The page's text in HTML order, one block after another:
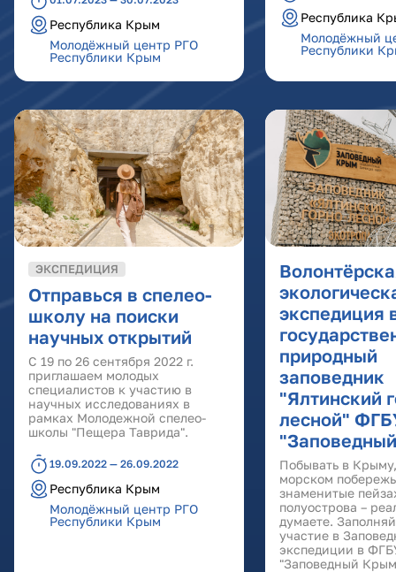
Республика Крым
Молодёжный центр РГО
Республики Крым
Республика
Молодёжный
Республики
ЭКСПЕДИЦИЯ
Отправься в спелео-
школу на поиски
научных открытий
С 19 по 26 сентября 2022 г.
приглашаем молодых
специалистов к участию в
научных исследованиях в
рамках Молодежной спелео-
школы "Пещера Таврида".
19.09.2022 — 26.09.2022
Республика Крым
Молодёжный центр РГО
Республики Крым
экспедиция
природный
заповедник
"Ялтинский
лесной"
Побывать в
морском
знаменитые
полуострова –
думаете.
участие в
экспедиции в
"Заповедный